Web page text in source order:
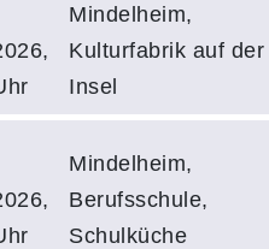
Mindelheim,
Kulturfabrik auf der
Insel
Mindelheim,
Berufsschule,
Schulküche